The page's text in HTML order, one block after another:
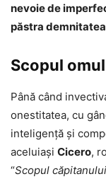
nevoie de
păstra
Scopul
Până când
onestitatea, cu
inteligenţă şi
aceluiaşi Cicero,
“Scopul